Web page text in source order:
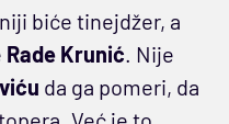
biće tinejdžer, a
Rade Krunić. Nije
da ga pomeri, da